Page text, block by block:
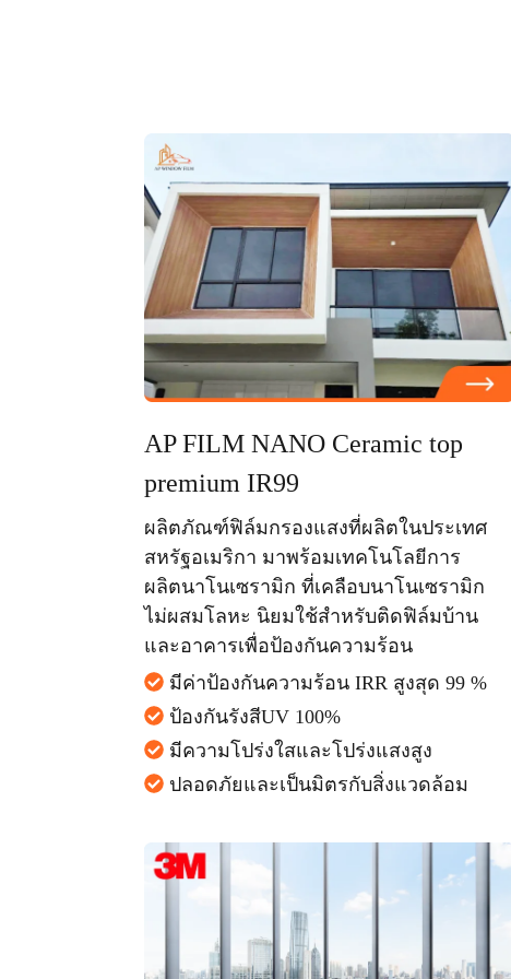
AP FILM NANO Ceramic top
premium IR99
ผลิตภัณฑ์ฟิล์มกรองแสงที่ผลิตในประเทศ
สหรัฐอเมริกา มาพร้อมเทคโนโลยีการ
ผลิตนาโนเซรามิก ที่เคลือบนาโนเซรามิก
ไม่ผสมโลหะ นิยมใช้สำหรับติดฟิล์มบ้าน
และอาคารเพื่อป้องกันความร้อน
มีค่าป้องกันความร้อน IRR สูงสุด 99 %
ป้องกันรังสีUV 100%
มีความโปร่งใสและโปร่งแสงสูง
ปลอดภัยและเป็นมิตรกับสิ่งแวดล้อม